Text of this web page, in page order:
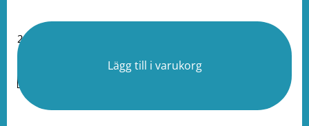
2 i lager
Lägg till i varukorg